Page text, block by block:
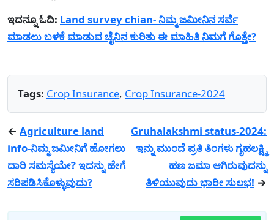
ಇದನ್ನೂ ಓದಿ: Land survey chian- ನಿಮ್ಮ ಜಮೀನಿನ ಸರ್ವೆ
ಮಾಡಲು ಬಳಕೆ ಮಾಡುವ ಚೈನಿನ ಕುರಿತು ಈ ಮಾಹಿತಿ ನಿಮಗೆ ಗೊತ್ತೇ?
Tags: Crop Insurance, Crop Insurance-2024
← Agriculture land
info-ನಿಮ್ಮ ಜಮೀನಿಗೆ ಹೋಗಲು
ದಾರಿ ಸಮಸ್ಯೆಯೇ? ಇದನ್ನು ಹೇಗೆ
ಸರಿಪಡಿಸಿಕೊಳ್ಳುವುದು?
Gruhalakshmi status-2024:
ಇನ್ನು ಮುಂದೆ ಪ್ರತಿ ತಿಂಗಳು ಗೃಹಲಕ್ಷ್ಮಿ
ಹಣ ಜಮಾ ಆಗಿರುವುದನ್ನು
ತಿಳಿಯುವುದು ಭಾರೀ ಸುಲಭ! →